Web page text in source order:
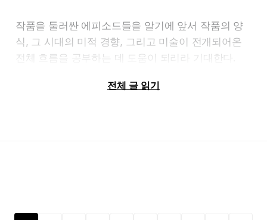
유리화로 옮기고, 측면에는 출품작을 본뜬 우키요에
타일을 28칸 격자로 배치했습니다. 모두 다른 그림들
입니다. 바다를 건너 돌아온 작품을 전시로 보고, 나갈
Find local businesses, view maps
미술사를 처음 공부하는 사람들에게도 이 수업이 지
식의 뼈대가 되어주리라 생각한다.
미술사 깊이 읽기 클래스
작품을 둘러싼 에피소드들을 알기에 앞서 작품의 양
식, 그 시대의 미적 경향, 그리고 미술이 전개되어온
전체 흐름을 공부하는 데 도움이 되리라 기대한다.
전체 글 읽기